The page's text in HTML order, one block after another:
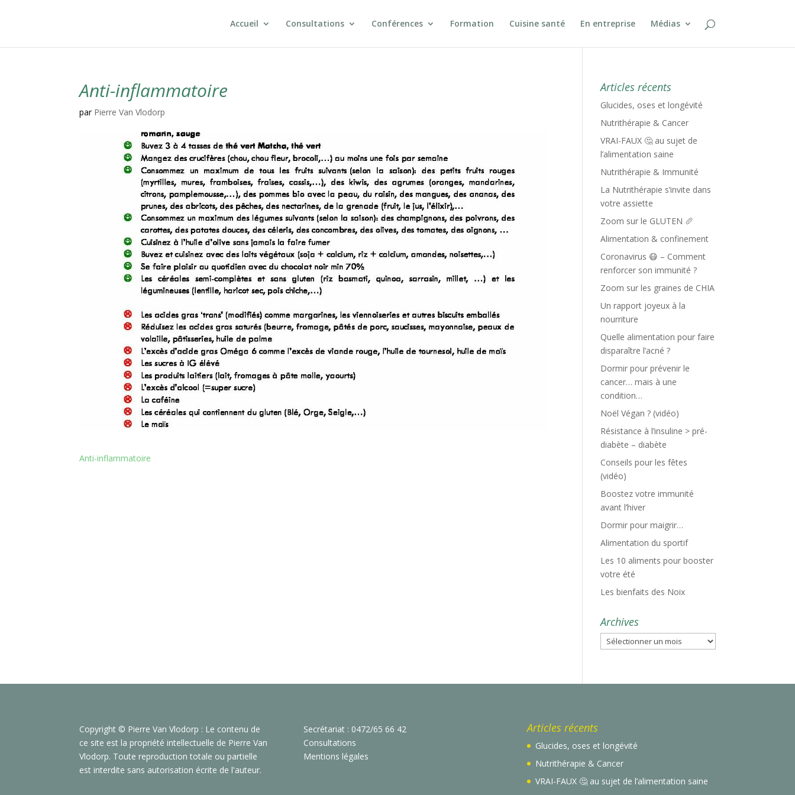
Accueil Consultations Conférences Formation Cuisine santé En entreprise Médias
Anti-inflammatoire
par Pierre Van Vlodorp
Anti-inflammatoire
Articles récents
Glucides, oses et longévité
Nutrithérapie & Cancer
VRAI-FAUX 🤔 au sujet de
l’alimentation saine
Nutrithérapie & Immunité
La Nutrithérapie s’invite dans
votre assiette
Zoom sur le GLUTEN 🥖
Alimentation & confinement
Coronavirus 😷 – Comment
renforcer son immunité ?
Zoom sur les graines de CHIA
Un rapport joyeux à la
nourriture
Quelle alimentation pour faire
disparaître l’acné ?
Dormir pour prévenir le
cancer… mais à une
condition…
Noël Végan ? (vidéo)
Résistance à l’insuline > pré-
diabète – diabète
Conseils pour les fêtes
(vidéo)
Boostez votre immunité
avant l’hiver
Dormir pour maigrir…
Alimentation du sportif
Les 10 aliments pour booster
votre été
Les bienfaits des Noix
Archives
Archives
Copyright © Pierre Van Vlodorp : Le contenu de
ce site est la propriété intellectuelle de Pierre Van
Vlodorp. Toute reproduction totale ou partielle
est interdite sans autorisation écrite de l'auteur.
Secrétariat : 0472/65 66 42
Consultations
Mentions légales
Articles récents
Glucides, oses et longévité
Nutrithérapie & Cancer
VRAI-FAUX 🤔 au sujet de l’alimentation saine